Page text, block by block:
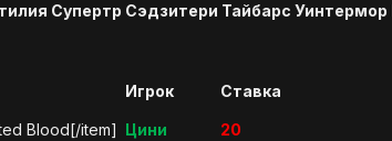
Супертр Сэдзитери Тайбарс Уинтермор
Игрок Ставка
Blood[/item] Цини 20